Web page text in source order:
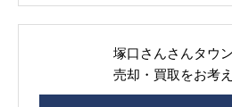
塚口さんさんタウ
売却・買取をお考